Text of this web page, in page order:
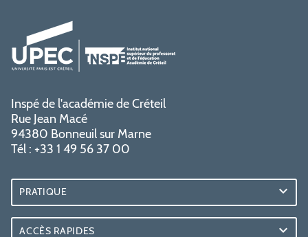
Inspé de l'académie de Créteil
Rue Jean Macé
94380 Bonneuil sur Marne
Tél : +33 1 49 56 37 00
PRATIQUE
ACCÈS RAPIDES